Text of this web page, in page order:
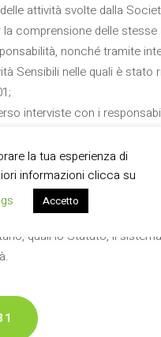
attività svolte dalla
comprensione delle stesse
nonché tramite
Sensibili nelle quali è stato
interviste con i
della Società, sono state
delle due precedenti
per quanto
ha tenuto conto degli
quali lo Statuto, il
la tua esperienza di
informazioni clicca su
Accetto